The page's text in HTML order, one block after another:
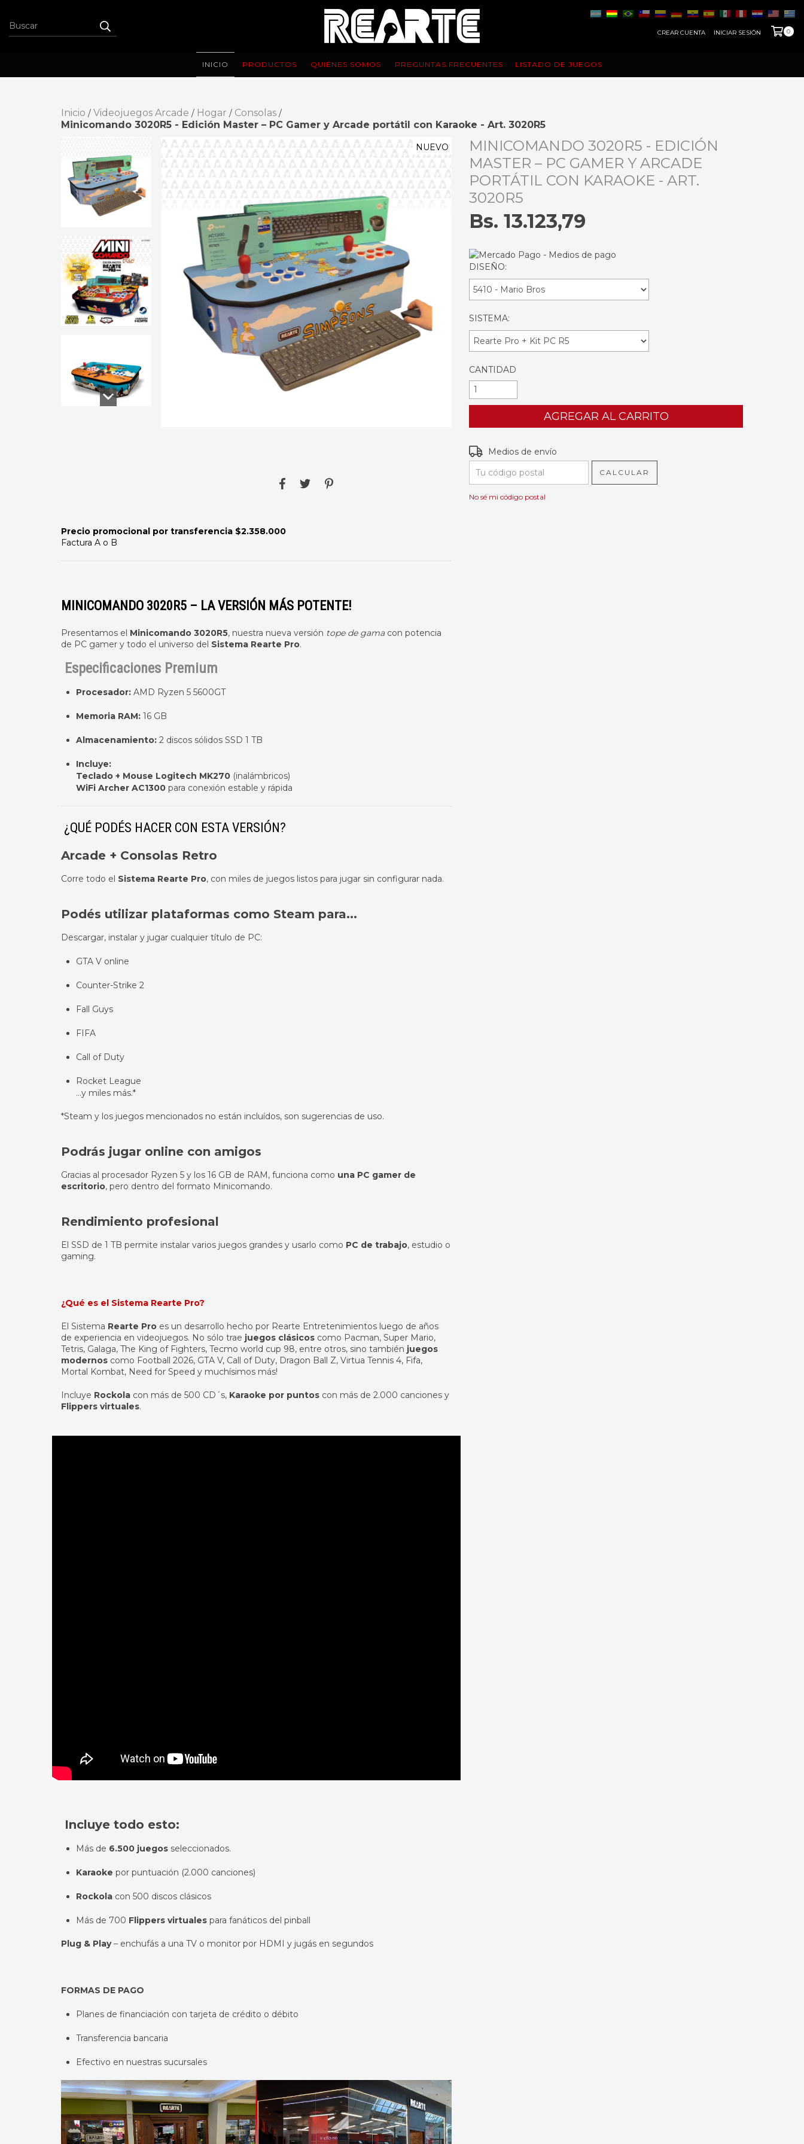
CREAR CUENTA INICIAR SESIÓN 0
INICIO PRODUCTOS QUIÉNES SOMOS PREGUNTAS FRECUENTES LISTADO DE JUEGOS
Inicio / Videojuegos Arcade / Hogar / Consolas /
Minicomando 3020R5 - Edición Master – PC Gamer y Arcade portátil con Karaoke - Art. 3020R5
NUEVO
Precio promocional por transferencia $2.358.000
Factura A o B
MINICOMANDO 3020R5 – LA VERSIÓN MÁS POTENTE!
Presentamos el Minicomando 3020R5, nuestra nueva versión tope de gamacon potencia
de PC gamer y todo el universo del Sistema Rearte Pro.
Especificaciones Premium
Procesador: AMD Ryzen 5 5600GT
Memoria RAM: 16 GB
Almacenamiento: 2 discos sólidos SSD 1 TB
Incluye:
Teclado + Mouse Logitech MK270 (inalámbricos)
WiFi Archer AC1300 para conexión estable y rápida
¿QUÉ PODÉS HACER CON ESTA VERSIÓN?
Arcade + Consolas Retro
Corre todo el Sistema Rearte Pro, con miles de juegos listos para jugar sin configurar nada.
Podés utilizar plataformas como Steam para...
Descargar, instalar y jugar cualquier título de PC:
GTA V online
Counter-Strike 2
Fall Guys
FIFA
Call of Duty
Rocket League
…y miles más.*
*Steam y los juegos mencionados no están incluídos, son sugerencias de uso.
Podrás jugar online con amigos
Gracias al procesador Ryzen 5 y los 16 GB de RAM, funciona como una PC gamer de
escritorio, pero dentro del formato Minicomando.
Rendimiento profesional
El SSD de 1 TB permite instalar varios juegos grandes y usarlo como PC de trabajo, estudio o
gaming.
¿Qué es el Sistema Rearte Pro?
El Sistema Rearte Pro es un desarrollo hecho por Rearte Entretenimientos luego de años
de experiencia en videojuegos. No sólo trae juegos clásicos como Pacman, Super Mario,
Tetris, Galaga, The King of Fighters, Tecmo world cup 98, entre otros, sino también juegos
modernos como Football 2026, GTA V, Call of Duty, Dragon Ball Z, Virtua Tennis 4, Fifa,
Mortal Kombat, Need for Speed y muchísimos más!
Incluye Rockola con más de 500 CD´s, Karaoke por puntos con más de 2.000 canciones y
Flippers virtuales.
Incluye todo esto:
Más de 6.500 juegos seleccionados.
Karaoke por puntuación (2.000 canciones)
Rockola con 500 discos clásicos
Más de 700 Flippers virtuales para fanáticos del pinball
Plug & Play– enchufás a una TV o monitor por HDMI y jugás en segundos
FORMAS DE PAGO
Planes de financiación con tarjeta de crédito o débito
Transferencia bancaria
Efectivo en nuestras sucursales
MINICOMANDO 3020R5 - EDICIÓN
MASTER – PC GAMER Y ARCADE
PORTÁTIL CON KARAOKE - ART.
3020R5
Bs. 13.123,79
DISEÑO:
SISTEMA:
CANTIDAD
Entregas para el CP:
Medios de envío
CALCULAR
No sé mi código postal